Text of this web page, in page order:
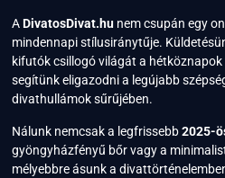
ADivatosDivat.hu nem csupán egy
mindennapi stílusiránytűje.
kifutók csillogó világát a
segítünk eligazodni a legújabb
divathullámok sűrűjében.
Nálunk nemcsak a legfrissebb2025-
gyöngyházfényű bőr vagy a
mélyebbre ásunk a